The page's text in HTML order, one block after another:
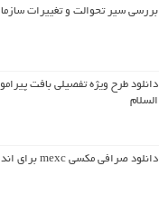
بررسی سیر تحوالت و تغییرات
دانلود طرح ويژه تفصيلي بافت
السلام
دانلود صرافی مکسی mexc برای اندروید